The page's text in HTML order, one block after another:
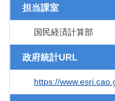
担当課室
国民経済計算部
政府統計URL
https://